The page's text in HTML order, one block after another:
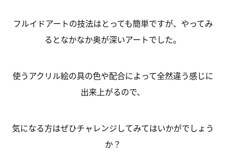
フルイドアートの技法はとっても簡単ですが、やってみ
るとなかなか奥が深いアートでした。
使うアクリル絵の具の色や配合によって全然違う感じに
出来上がるので、
気になる方はぜひチャレンジしてみてはいかがでしょう
か？